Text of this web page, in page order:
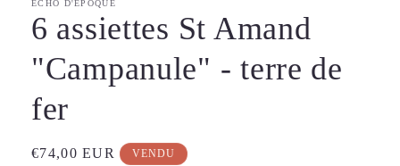
ECHO D'ÉPOQUE
6 assiettes St Amand
"Campanule" - terre de
fer
Prix
€74,00 EUR VENDU